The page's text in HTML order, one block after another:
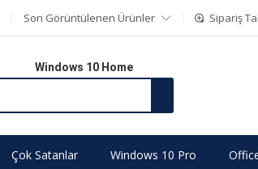
Son Görüntülenen Ürünler Sipariş
Windows 10 Home
Çok Satanlar Windows 10 Pro